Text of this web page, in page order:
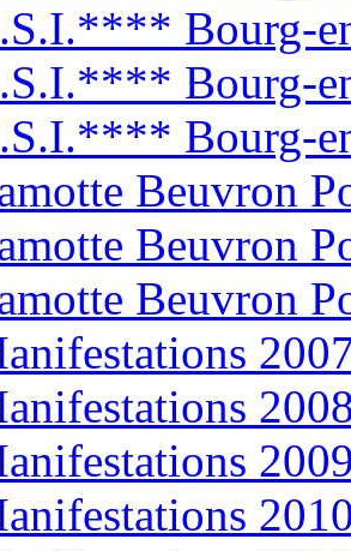
Bourg-
Bourg-
Bourg-
Beuvron
Beuvron
Beuvron